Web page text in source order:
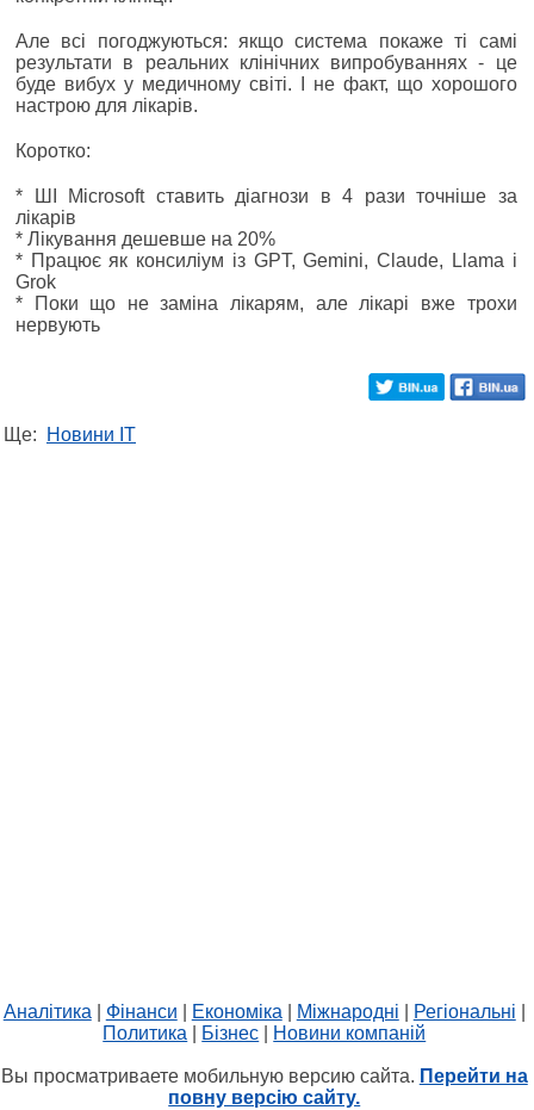
Але всі погоджуються: якщо система покаже ті самі
результати в реальних клінічних випробуваннях - це
буде вибух у медичному світі. І не факт, що хорошого
настрою для лікарів.
Коротко:
* ШІ Microsoft ставить діагнози в 4 рази точніше за
лікарів
* Лікування дешевше на 20%
* Працює як консиліум із GPT, Gemini, Claude, Llama і
Grok
* Поки що не заміна лікарям, але лікарі вже трохи
нервують
Ще: Новини IT
Аналітика Фінанси Економіка Міжнародні Регіональні
Политика
Бізнес Новини компаній
Вы просматриваете мобильную версию сайта. Перейти на
повну версію сайту.